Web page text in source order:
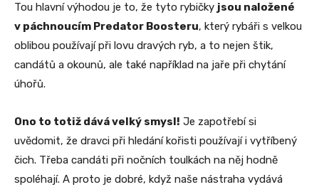
Tou hlavní výhodou je to, že tyto rybičky jsou naložené
v páchnoucím Predator Boosteru, který rybáři s velkou
oblibou používají při lovu dravých ryb, a to nejen štik,
candátů a okounů, ale také například na jaře při chytání
úhořů.
Ono to totiž dává velký smysl! Je zapotřebí si
uvědomit, že dravci při hledání kořisti používají i vytříbený
čich. Třeba candáti při nočních toulkách na něj hodně
spoléhají. A proto je dobré, když naše nástraha vydává